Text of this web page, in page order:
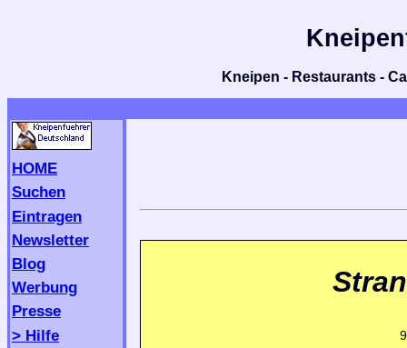
Kneipen - Restaurants -
HOME
Suchen
Eintragen
Newsletter
Blog
Werbung
Presse
> Hilfe